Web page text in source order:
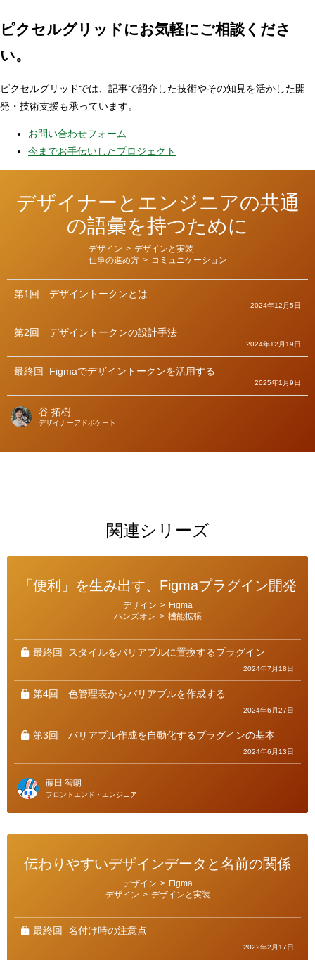
ピクセルグリッドにお気軽にご相談くださ
い。
ピクセルグリッドでは、記事で紹介した技術やその知見を活かした開
発・技術支援も承っています。
お問い合わせフォーム
今までお手伝いしたプロジェクト
デザイナーとエンジニアの共通
の語彙を持つために
カ
テ
リ
デザイン > デザインと実装
仕事の進め方 > コミュニケーション
第1回 デザイントークンとは
2024年12月5日
第2回 デザイントークンの設計手法
2024年12月19日
最終回 Figmaでデザイントークンを活用する
2025年1月9日
著
谷 拓樹
デザイナーアドボケート
関連シリーズ
「便利」を生み出す、Figmaプラグイン開発
ー
デザイン > Figma
ハンズオン > 機能拡張
最終回 スタイルをバリアブルに置換するプラグイン
2024年7月18日
第4回 色管理表からバリアブルを作成する
2024年6月27日
第3回 バリアブル作成を自動化するプラグインの基本
2024年6月13日
藤田 智朗
フロントエンド・エンジニア
伝わりやすいデザインデータと名前の関係
ー
デザイン > Figma
デザイン > デザインと実装
最終回 名付け時の注意点
2022年2月17日